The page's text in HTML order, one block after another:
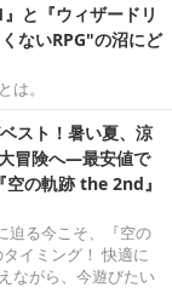
と『ウィザードリ
ないRPG"の沼にど
。
スト！暑い夏、涼
冒険へ―最安値で
の軌跡 the 2nd』
迫る今こそ、『空の
イミング！ 快適に
ながら、今遊びたい